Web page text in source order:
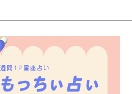
週間12星座占い